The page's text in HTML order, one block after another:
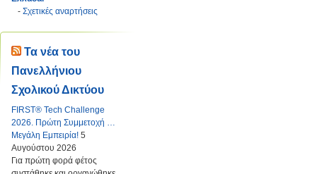
- Σχετικές αναρτήσεις
Τα νέα του
Πανελλήνιου
Σχολικού Δικτύου
FIRST® Tech Challenge
2026. Πρώτη Συμμετοχή …
Μεγάλη Εμπειρία! 5
Αυγούστου 2026
Για πρώτη φορά φέτος